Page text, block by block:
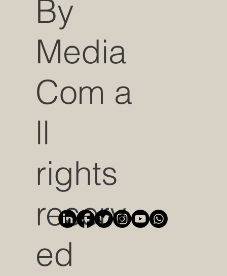
By
Media
Com a
ll
rights
reserv
ed